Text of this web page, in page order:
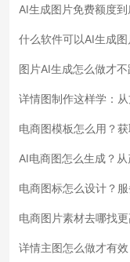
AI生成图片免费额度
什么软件可以AI生成
图片AI生成怎么做才
详情图制作这样学：
电商图模板怎么用？
AI电商图怎么生成？
电商图标怎么设计？
电商图片素材去哪找
详情主图怎么做才有